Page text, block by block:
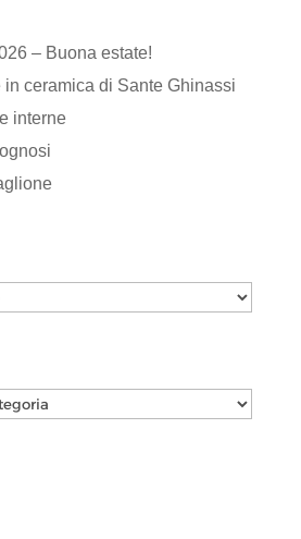
– Buona estate!
in ceramica di Sante Ghinassi
interne